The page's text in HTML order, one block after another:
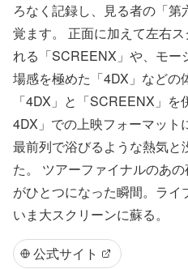
ろなく記録し、見る者の「
覚ます。 正面に加えて左右
れる「SCREENX」や、モー
場感を極めた「4DX」などの
「4DX」と「SCREENX」
4DX」での上映フォーマット
最前列で浴びるような熱気と
た。 ツアーファイナルのあ
がひとつになった瞬間。ライ
いま大スクリーンに蘇る。
公式サイト